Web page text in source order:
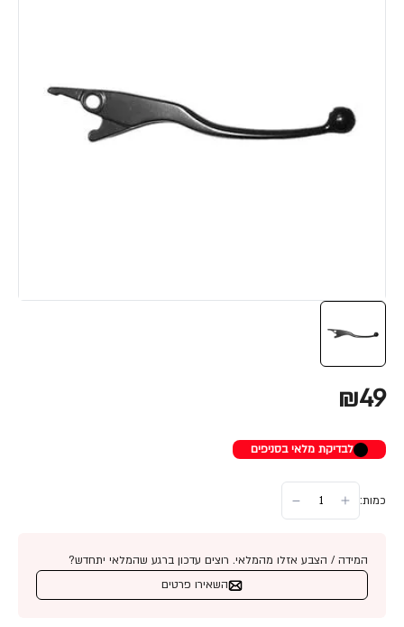
₪49
לבדיקת מלאי בסניפים
כמות:
המידה / הצבע אזלו מהמלאי. רוצים עדכון ברגע שהמלאי יתחדש?
השאירו פרטים